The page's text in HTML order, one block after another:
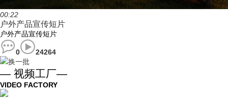
00:22
户外产品宣传短片
户外产品宣传短片
0
24264
换一批
— 视频工厂—
VIDEO FACTORY